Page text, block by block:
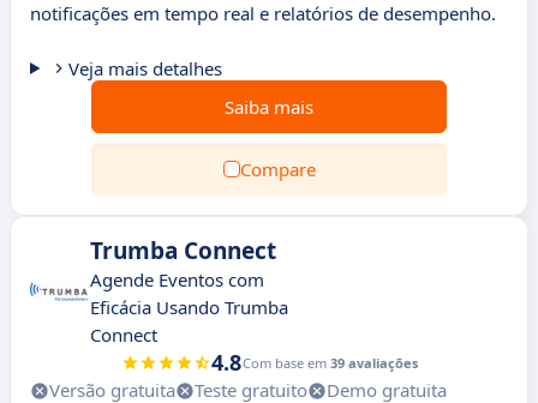
notificações em tempo real e relatórios de desempenho.
Veja mais detalhes
Saiba mais
Compare
Trumba Connect
Agende Eventos com
Eficácia Usando Trumba
Connect
4.8Com base em 39 avaliações
Versão gratuita Teste gratuito
Demo gratuita